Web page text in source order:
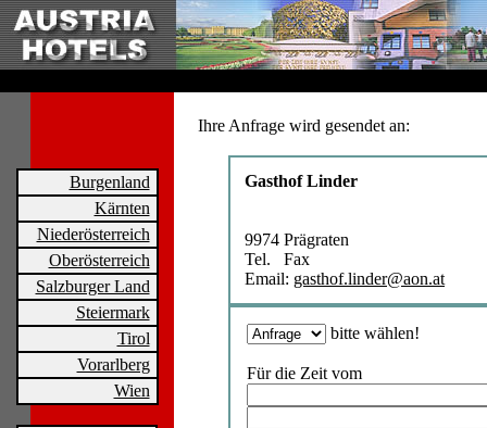
Burgenland
Kärnten
Niederösterreich
Oberösterreich
Salzburger Land
Steiermark
Tirol
Vorarlberg
Wien
Ihre Anfrage wird gesendet an:
Gasthof Linder
9974 Prägraten
Tel. Fax
Email: gasthof.linder@aon.at
bitte wählen!
Für die Zeit vom